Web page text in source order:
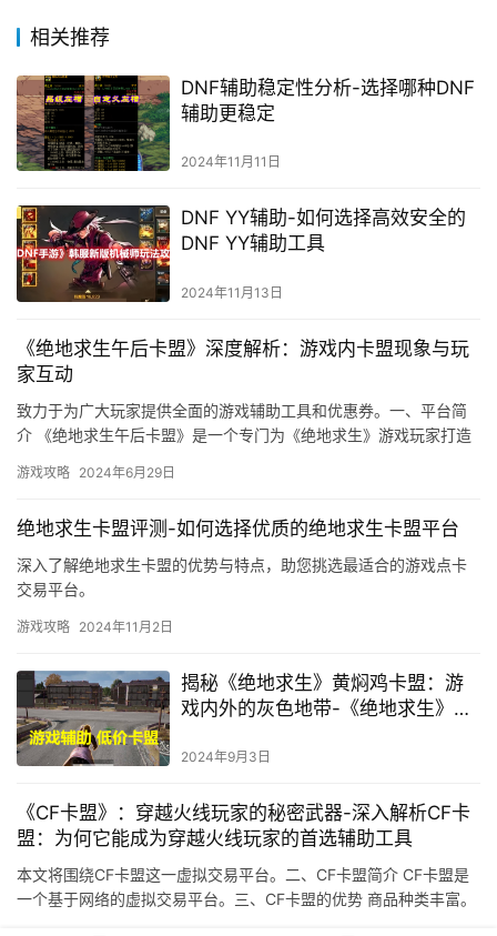
相关推荐
DNF辅助稳定性分析-选择哪种DNF
辅助更稳定
2024年11月11日
DNF YY辅助-如何选择高效安全的
DNF YY辅助工具
2024年11月13日
《绝地求生午后卡盟》深度解析：游戏内卡盟现象与玩
家互动
致力于为广大玩家提供全面的游戏辅助工具和优惠券。一、平台简
介 《绝地求生午后卡盟》是一个专门为《绝地求生》游戏玩家打造
游戏攻略 2024年6月29日
绝地求生卡盟评测-如何选择优质的绝地求生卡盟平台
深入了解绝地求生卡盟的优势与特点，助您挑选最适合的游戏点卡
交易平台。
游戏攻略 2024年11月2日
揭秘《绝地求生》黄焖鸡卡盟：游
戏内外的灰色地带-《绝地求生》黄
2024年9月3日
《CF卡盟》：穿越火线玩家的秘密武器-深入解析CF卡
盟：为何它能成为穿越火线玩家的首选辅助工具
本文将围绕CF卡盟这一虚拟交易平台。二、CF卡盟简介 CF卡盟是
一个基于网络的虚拟交易平台。三、CF卡盟的优势 商品种类丰富。